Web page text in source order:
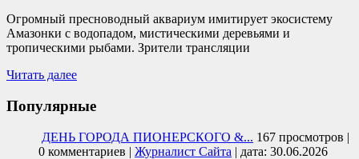
Огромный пресноводный аквариум имитирует экосистему
Амазонки с водопадом, мистическими деревьями и
тропическими рыбами. Зрители трансляции
Читать далее
Популярные
ДЕНЬ ГОРОДА ПИОНЕРСКОГО &... 167 просмотров |
0 комментариев | Журналист Сайта | дата: 30.06.2026